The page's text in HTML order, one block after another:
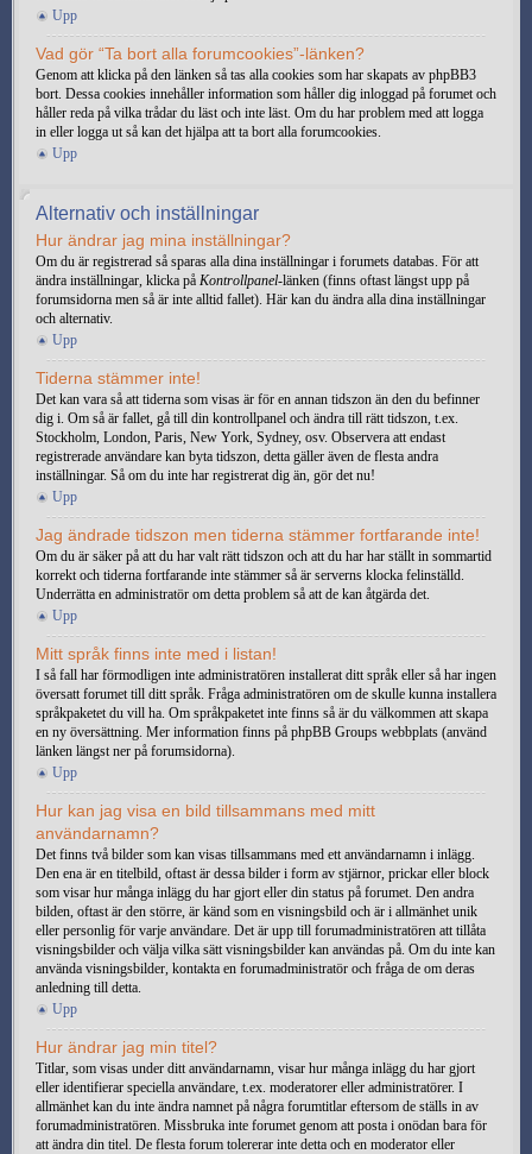
Upp
Vad gör “Ta bort alla forumcookies”-länken?
Genom att klicka på den länken så tas alla cookies som har skapats av phpBB3
bort. Dessa cookies innehåller information som håller dig inloggad på forumet och
håller reda på vilka trådar du läst och inte läst. Om du har problem med att logga
in eller logga ut så kan det hjälpa att ta bort alla forumcookies.
Upp
Alternativ och inställningar
Hur ändrar jag mina inställningar?
Om du är registrerad så sparas alla dina inställningar i forumets databas. För att
ändra inställningar, klicka på Kontrollpanel-länken (finns oftast längst upp på
forumsidorna men så är inte alltid fallet). Här kan du ändra alla dina inställningar
och alternativ.
Upp
Tiderna stämmer inte!
Det kan vara så att tiderna som visas är för en annan tidszon än den du befinner
dig i. Om så är fallet, gå till din kontrollpanel och ändra till rätt tidszon, t.ex.
Stockholm, London, Paris, New York, Sydney, osv. Observera att endast
registrerade användare kan byta tidszon, detta gäller även de flesta andra
inställningar. Så om du inte har registrerat dig än, gör det nu!
Upp
Jag ändrade tidszon men tiderna stämmer fortfarande inte!
Om du är säker på att du har valt rätt tidszon och att du har har ställt in sommartid
korrekt och tiderna fortfarande inte stämmer så är serverns klocka felinställd.
Underrätta en administratör om detta problem så att de kan åtgärda det.
Upp
Mitt språk finns inte med i listan!
I så fall har förmodligen inte administratören installerat ditt språk eller så har ingen
översatt forumet till ditt språk. Fråga administratören om de skulle kunna installera
språkpaketet du vill ha. Om språkpaketet inte finns så är du välkommen att skapa
en ny översättning. Mer information finns på phpBB Groups webbplats (använd
länken längst ner på forumsidorna).
Upp
Hur kan jag visa en bild tillsammans med mitt
användarnamn?
Det finns två bilder som kan visas tillsammans med ett användarnamn i inlägg.
Den ena är en titelbild, oftast är dessa bilder i form av stjärnor, prickar eller block
som visar hur många inlägg du har gjort eller din status på forumet. Den andra
bilden, oftast är den större, är känd som en visningsbild och är i allmänhet unik
eller personlig för varje användare. Det är upp till forumadministratören att tillåta
visningsbilder och välja vilka sätt visningsbilder kan användas på. Om du inte kan
använda visningsbilder, kontakta en forumadministratör och fråga de om deras
anledning till detta.
Upp
Hur ändrar jag min titel?
Titlar, som visas under ditt användarnamn, visar hur många inlägg du har gjort
eller identifierar speciella användare, t.ex. moderatorer eller administratörer. I
allmänhet kan du inte ändra namnet på några forumtitlar eftersom de ställs in av
forumadministratören. Missbruka inte forumet genom att posta i onödan bara för
att ändra din titel. De flesta forum tolererar inte detta och en moderator eller